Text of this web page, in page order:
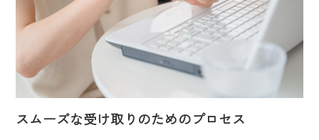
スムーズな受け取りのためのプロセス